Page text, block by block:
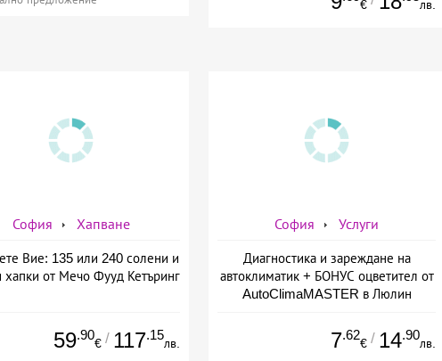
€ лв.
София Хапване
Вие: 135 или 240 солени и
хапки от Мечо Фууд Кетъринг
59.90
€ / 117.15
лв.
София Услуги
Диагностика и зареждане на
автоклиматик + БОНУС оцветител от
AutoClimaMASTER в Люлин
7.62
€ / 14.90
лв.